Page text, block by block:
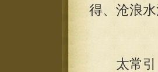
得、沧浪水
太常引